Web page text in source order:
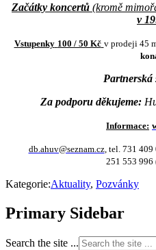
Začátky koncertů (kromě
v
Vstupenky 100 / 50 Kč v prodeji 45
Partnerská
Za podporu děkujeme:
Informace:
db.ahuv@seznam.cz, tel. 731 409
251 553 996
Kategorie:Aktuality, Pozvánky
Primary Sidebar
Search the site ...